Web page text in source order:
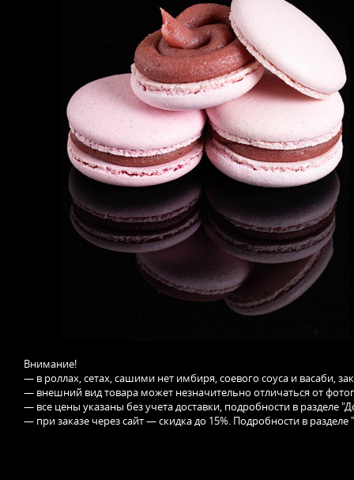
Внимание!
— в роллах, сетах, сашими нет имбиря, соевого соуса и васаби,
— внешний вид товара может незначительно отличаться от
— все цены указаны без учета доставки, подробности в разделе
— при заказе через сайт — скидка до 15%. Подробности в разделе